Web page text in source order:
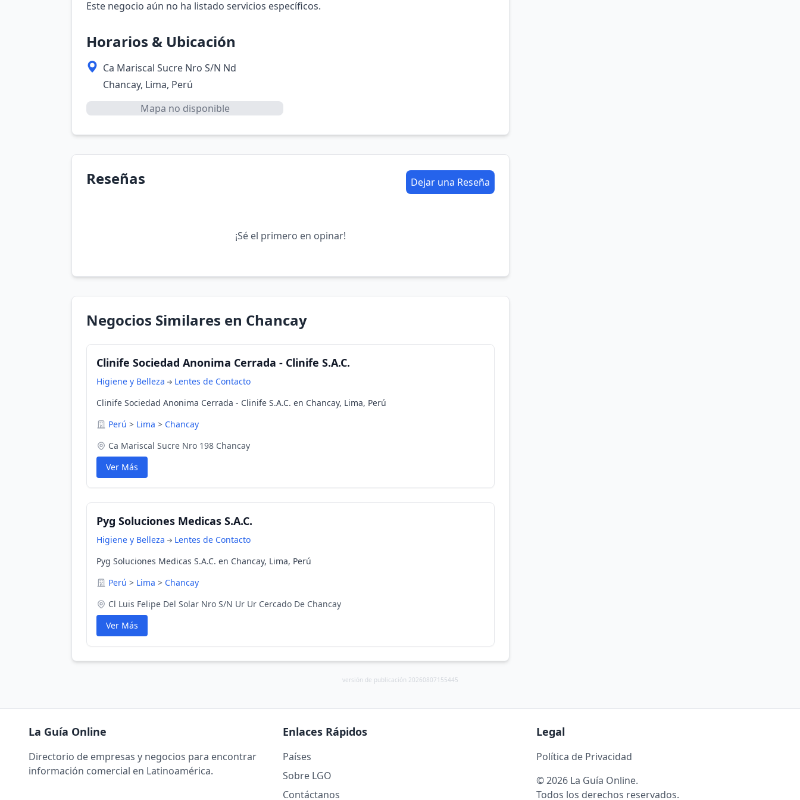
Este negocio aún no ha listado servicios específicos.
Horarios & Ubicación
Ca Mariscal Sucre Nro S/N Nd
Chancay, Lima, Perú
Mapa no disponible
Reseñas Dejar una Reseña
¡Sé el primero en opinar!
Negocios Similares en Chancay
Clinife Sociedad Anonima Cerrada - Clinife S.A.C.
Higiene y Belleza
Lentes de Contacto
Clinife Sociedad Anonima Cerrada - Clinife S.A.C. en Chancay, Lima, Perú
Perú > Lima > Chancay
Ca Mariscal Sucre Nro 198 Chancay
Ver Más
Pyg Soluciones Medicas S.A.C.
Higiene y Belleza
Lentes de Contacto
Pyg Soluciones Medicas S.A.C. en Chancay, Lima, Perú
Perú > Lima > Chancay
Cl Luis Felipe Del Solar Nro S/N Ur Ur Cercado De Chancay
Ver Más
versión de publicación 20260807155445
La Guía Online
Directorio de empresas y negocios para encontrar
información comercial en Latinoamérica.
Enlaces Rápidos
Países
Sobre LGO
Contáctanos
Legal
Política de Privacidad
© 2026 La Guía Online.
Todos los derechos reservados.